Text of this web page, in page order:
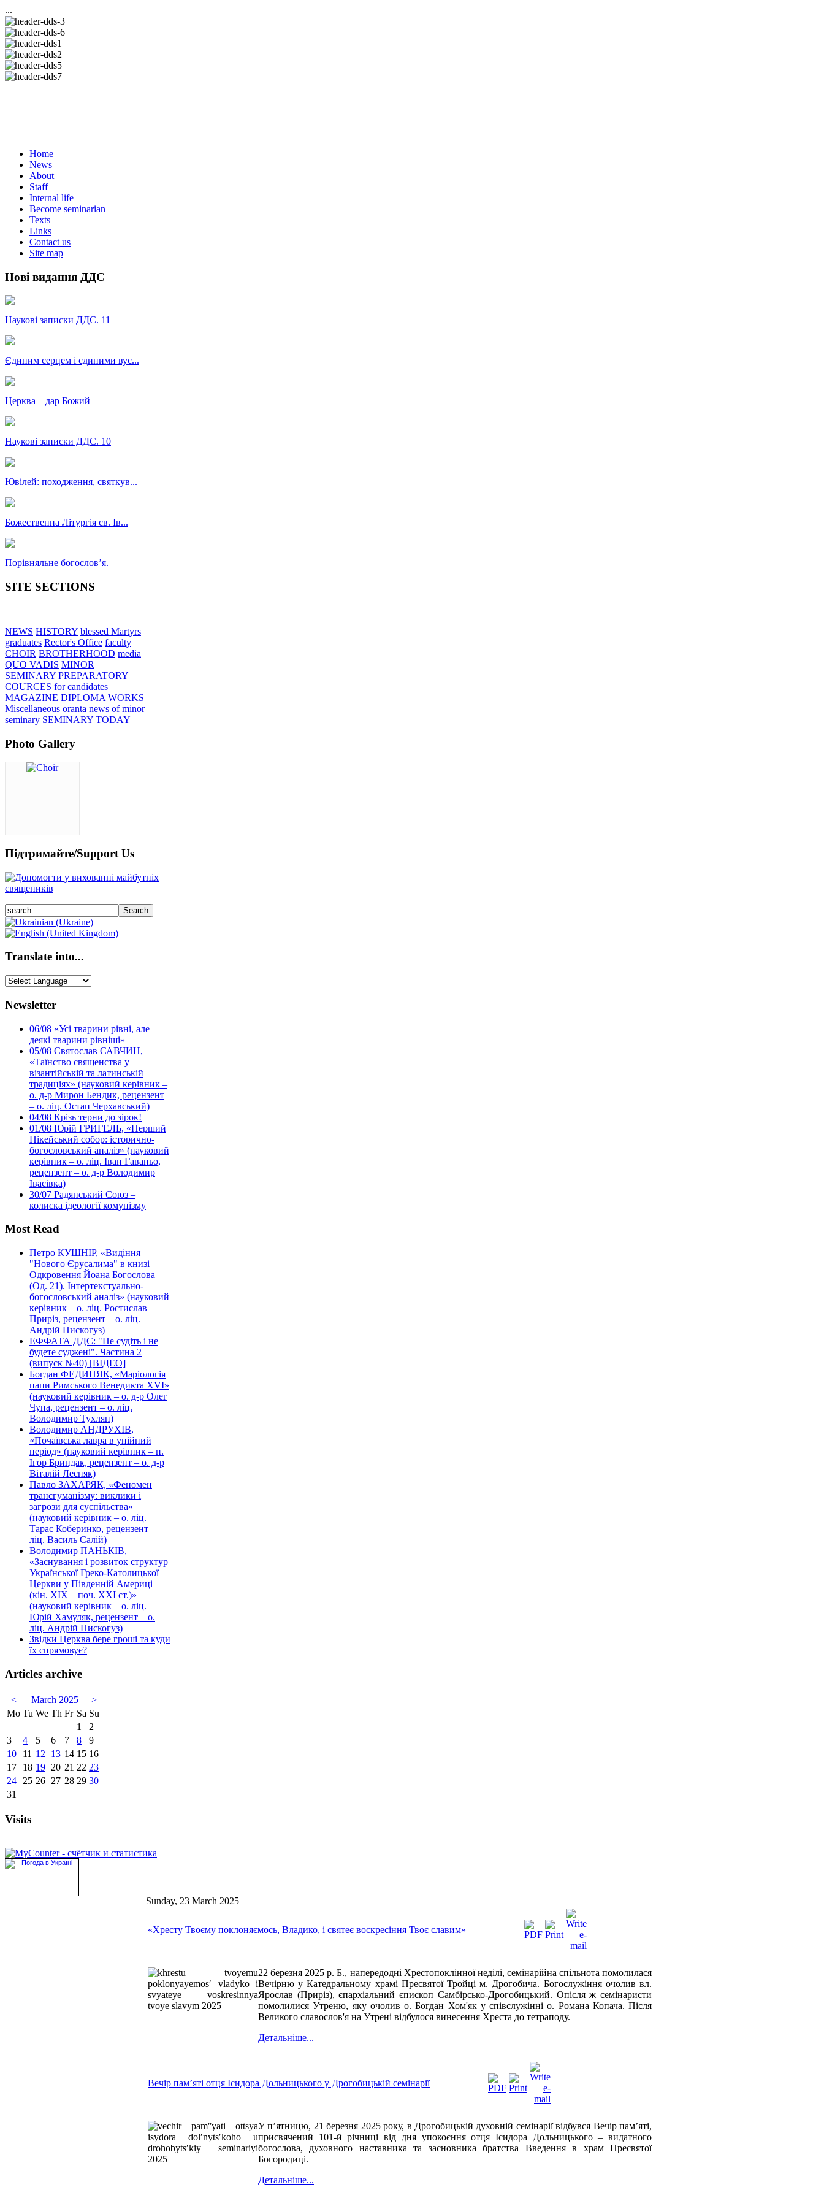
...
Home
News
About
Staff
Internal life
Become seminarian
Texts
Links
Contact us
Site map
Нові видання ДДС
Наукові записки ДДС. 11
Єдиним серцем і єдиними вус...
Церква – дар Божий
Наукові записки ДДС. 10
Ювілей: походження, святкув...
Божественна Літургія св. Ів...
Порівняльне богословʼя.
SITE SECTIONS
NEWS HISTORY blessed Martyrs
graduates Rector's Office faculty
CHOIR BROTHERHOOD media
QUO VADIS MINOR
SEMINARY PREPARATORY
COURCES for candidates
MAGAZINE DIPLOMA WORKS
Miscellaneous oranta news of minor
seminary SEMINARY TODAY
Photo Gallery
Підтримайте/Support Us
Translate into...
Newsletter
06/08 «Усі тварини рівні, але
деякі тварини рівніші»
05/08 Святослав САВЧИН,
«Таїнство священства у
візантійській та латинській
традиціях» (науковий керівник –
о. д-р Мирон Бендик, рецензент
– о. ліц. Остап Черхавський)
04/08 Крізь терни до зірок!
01/08 Юрій ГРИГЕЛЬ, «Перший
Нікейський собор: історично-
богословський аналіз» (науковий
керівник – о. ліц. Іван Гаваньо,
рецензент – о. д-р Володимир
Івасівка)
30/07 Радянський Союз –
колиска ідеології комунізму
Most Read
Петро КУШНІР, «Видіння
"Нового Єрусалима" в книзі
Одкровення Йоана Богослова
(Од. 21). Інтертекстуально-
богословський аналіз» (науковий
керівник – о. ліц. Ростислав
Приріз, рецензент – о. ліц.
Андрій Нискогуз)
ЕФФАТА ДДС: "Не судіть і не
будете суджені". Частина 2
(випуск №40) [ВІДЕО]
Богдан ФЕДИНЯК, «Маріологія
папи Римського Венедикта XVI»
(науковий керівник – о. д-р Олег
Чупа, рецензент – о. ліц.
Володимир Тухлян)
Володимир АНДРУХІВ,
«Почаївська лавра в унійний
період» (науковий керівник – п.
Ігор Бриндак, рецензент – о. д-р
Віталій Лесняк)
Павло ЗАХАРЯК, «Феномен
трансгуманізму: виклики і
загрози для суспільства»
(науковий керівник – о. ліц.
Тарас Коберинко, рецензент –
ліц. Василь Салій)
Володимир ПАНЬКІВ,
«Заснування і розвиток структур
Української Греко-Католицької
Церкви у Південній Америці
(кін. ХІХ – поч. ХХІ ст.)»
(науковий керівник – о. ліц.
Юрій Хамуляк, рецензент – о.
ліц. Андрій Нискогуз)
Звідки Церква бере гроші та куди
їх спрямовує?
Articles archive
< March 2025
>
Mo Tu We Th Fr Sa Su
1
2
3
4 5 6 7 8
9
10
11 12 13 14 15 16
17
18 19 20 21 22 23
24
25 26 27 28 29 30
31
Visits
Sunday, 23 March 2025
«Хресту Твоєму поклоняємось, Владико, і святеє воскресіння Твоє славим»
22 березня 2025 р. Б., напередодні Хрестопоклінної неділі, семінарійна спільнота помолилася
Вечірню у Катедральному храмі Пресвятої Тройці м. Дрогобича. Богослужіння очолив вл.
Ярослав (Приріз), єпархіальний єпископ Самбірсько-Дрогобицький. Опісля ж семінаристи
помолилися Утреню, яку очолив о. Богдан Хом'як у співслужінні о. Романа Копача. Після
Великого славослов'я на Утрені відбулося винесення Хреста до тетраподу.
Детальніше...
Вечір пам’яті отця Ісидора Дольницького у Дрогобицькій семінарії
У п’ятницю, 21 березня 2025 року, в Дрогобицькій духовній семінарії відбувся Вечір пам’яті,
присвячений 101-й річниці від дня упокоєння отця Ісидора Дольницького – видатного
богослова, духовного наставника та засновника братства Введення в храм Пресвятої
Богородиці.
Детальніше...